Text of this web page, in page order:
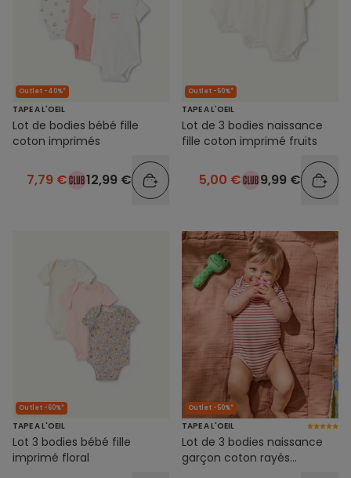
Outlet -40%*
TAPE A L'OEIL
Lot de bodies bébé fille
coton imprimés
7,79 € 12,99 €
Outlet -50%*
TAPE A L'OEIL
Lot de 3 bodies naissance
fille coton imprimé fruits
5,00 € 9,99 €
Outlet -60%*
TAPE A L'OEIL
Lot 3 bodies bébé fille
imprimé floral
Outlet -50%*
TAPE A L'OEIL
Lot de 3 bodies naissance
garçon coton rayés